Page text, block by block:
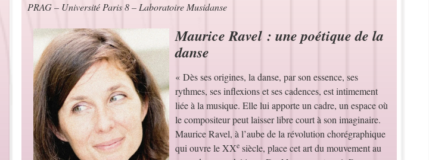
PRAG – Université Paris 8 – Laboratoire Musidanse
Maurice Ravel : une poétique de la
danse
« Dès ses origines, la danse, par son essence, ses
rythmes, ses inflexions et ses cadences, est intimement
liée à la musique. Elle lui apporte un cadre, un espace où
le compositeur peut laisser libre court à son imaginaire.
Maurice Ravel, à l’aube de la révolution chorégraphique
qui ouvre le XXesiècle, place cet art du mouvement au